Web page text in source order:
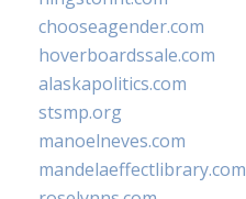
chooseagender.com
hoverboardssale.com
alaskapolitics.com
stsmp.org
manoelneves.com
mandelaeffectlibrary.com